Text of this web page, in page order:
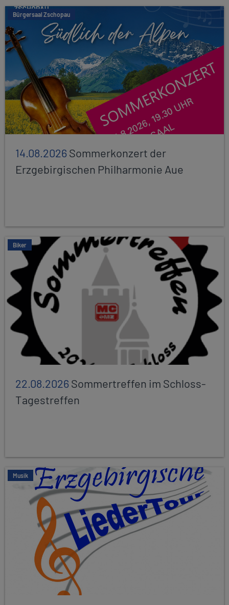
Bürgersaal Zschopau
14.08.2026Sommerkonzert der
Erzgebirgischen Philharmonie Aue
Biker
22.08.2026Sommertreffen im Schloss-
Tagestreffen
Musik